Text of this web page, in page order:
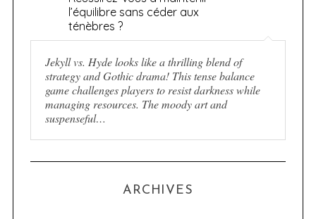
l’équilibre sans céder aux
ténèbres ?
Jekyll vs. Hyde looks like a thrilling blend of
strategy and Gothic drama! This tense balance
game challenges players to resist darkness while
managing resources. The moody art and
suspenseful…
ARCHIVES